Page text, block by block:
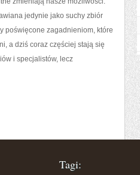
jedynie jako suchy zbiór
poświęcone zagadnieniom, które
a dziś coraz częściej stają się
i specjalistów, lecz
Tagi: